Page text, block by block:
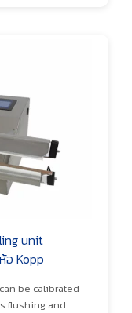
unit
อ Kopp
be calibrated
flushing and